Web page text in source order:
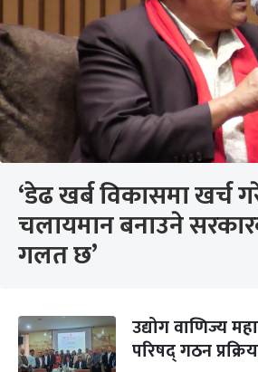
‘डेढ खर्ब विकासमा खर्च
चलायमान बनाउने
गलत छ’
उद्योग वाणिज्य
परिषद् गठन